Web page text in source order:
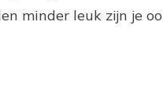
minder leuk zijn je